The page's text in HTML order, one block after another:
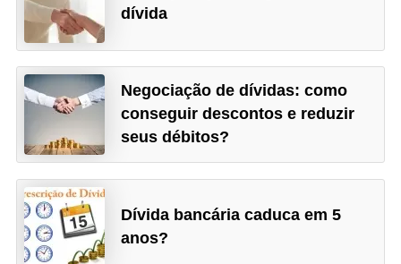
dívida
Negociação de dívidas: como
conseguir descontos e reduzir
seus débitos?
Dívida bancária caduca em 5
anos?
m
e
n
t
o
I
m
p
o